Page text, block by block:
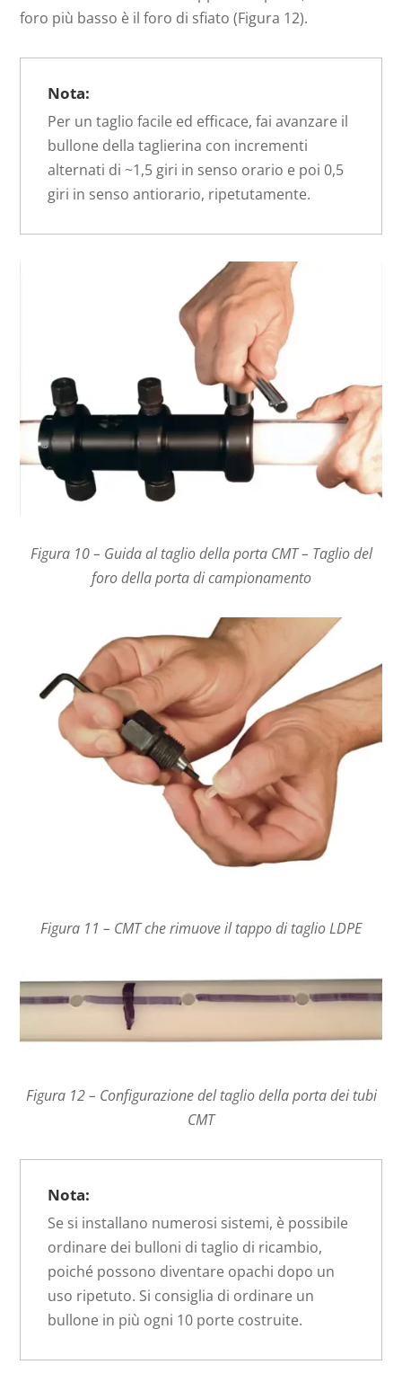
foro più basso è il foro di sfiato (Figura 12).
Nota:
Per un taglio facile ed efficace, fai avanzare il
bullone della taglierina con incrementi
alternati di ~1,5 giri in senso orario e poi 0,5
giri in senso antiorario, ripetutamente.
Figura 10 – Guida al taglio della porta CMT – Taglio del
foro della porta di campionamento
Figura 11 – CMT che rimuove il tappo di taglio LDPE
Figura 12 – Configurazione del taglio della porta dei tubi
CMT
Nota:
Se si installano numerosi sistemi, è possibile
ordinare dei bulloni di taglio di ricambio,
poiché possono diventare opachi dopo un
uso ripetuto. Si consiglia di ordinare un
bullone in più ogni 10 porte costruite.